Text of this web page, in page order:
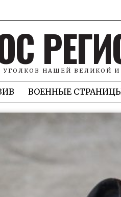
УГОЛКОВ НАШЕЙ ВЕЛИКОЙ
ВОЕННЫЕ